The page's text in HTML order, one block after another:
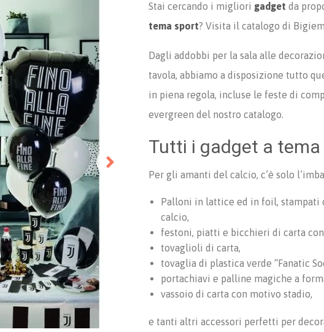
Stai cercando i migliori gadget da
tema sport? Visita il catalogo di
Dagli addobbi per la sala alle
tavola, abbiamo a disposizione tutto
in piena regola, incluse le feste di
evergreen del nostro catalogo.
Tutti i gadget a tema
Per gli amanti del calcio, c’è solo
Palloni in lattice ed in foil, stampati
calcio,
festoni, piatti e bicchieri di carta
tovaglioli di carta,
tovaglia di plastica verde “Fanatic
portachiavi e palline magiche a
vassoio di carta con motivo stadio,
e tanti altri accessori perfetti per